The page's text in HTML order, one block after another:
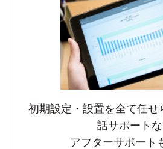
初期設定・設置を全て任せ
話サポート
アフターサポート